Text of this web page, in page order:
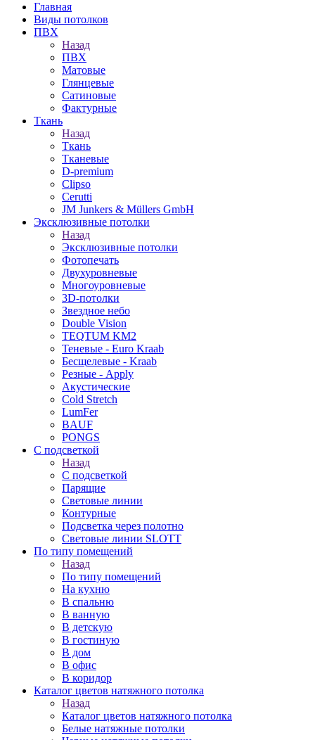
Главная
Виды потолков
ПВХ
Назад
ПВХ
Матовые
Глянцевые
Сатиновые
Фактурные
Ткань
Назад
Ткань
Тканевые
D-premium
Clipso
Cerutti
JM Junkers & Müllers GmbH
Эксклюзивные потолки
Назад
Эксклюзивные потолки
Фотопечать
Двухуровневые
Многоуровневые
3D-потолки
Звездное небо
Double Vision
TEQTUM KM2
Теневые - Euro Kraab
Бесщелевые - Kraab
Резные - Apply
Акустические
Cold Stretch
LumFer
BAUF
PONGS
С подсветкой
Назад
С подсветкой
Парящие
Световые линии
Контурные
Подсветка через полотно
Световые линии SLOTT
По типу помещений
Назад
По типу помещений
На кухню
В спальню
В ванную
В детскую
В гостиную
В дом
В офис
В коридор
Каталог цветов натяжного потолка
Назад
Каталог цветов натяжного потолка
Белые натяжные потолки